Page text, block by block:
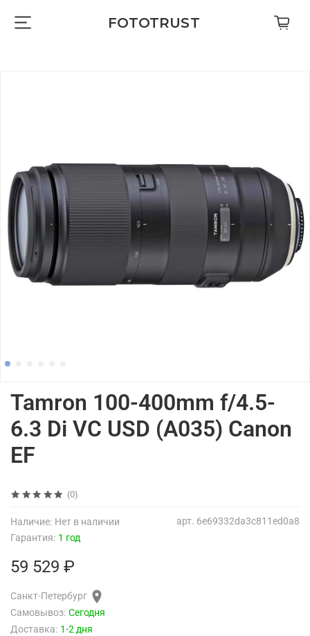
FOTOTRUST
(0)
арт. 6e69332da3c811ed0a8
Наличие: Нет в наличии
Гарантия: 1 год
Tamron 100-400mm f/4.5-
6.3 Di VC USD (A035) Canon
EF
59 529 ₽
Санкт-Петербург
Самовывоз: Сегодня
Доставка: 1-2 дня